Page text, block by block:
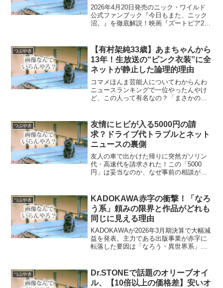
の熱狂と共に振り返るその魅力
2026年4月20日発売のニック・ワイルド
公式ファンブック『今日もまた、ニック
沼。』を徹底解説！映画『ズートピア2』
タビューなど、ファン必見の最新情報を
まとめてお届けします。
つぶやき
【有村架純33歳】あまちゃんから
13年！生放送の“ピンク衣装”に全
ネットが静止した論理的理由
コマメほんま芸能人についてわからんわ
ニュースランキングで一位やったんやけ
ど、この人って有名なの？「まさかのピ
騒然「出てるやん」「ビックリで時止ま
った」「あまちゃん...
つぶやき
友情にヒビが入る5000円の請
求？ドライブ代トラブルとネット
ニュースの裏側
友人の車で出かけた帰りに突然ガソリン
代・高速代を請求された！この「5000
円」は妥当なのか、なぜ事前の相談がな
「釣り記事」を量産する仕組みまで、
SNSで話題のトラブルを分かりやすく解
説します。
つぶやき
KADOKAWA赤字の衝撃！「なろ
う系」頼みの限界と作品がどれも
同じに見える理由
KADOKAWAが2026年3月期決算で大幅減
益を発表。主力である出版事業が赤字に
転落した要因は「なろう・異世界系」へ
の飽き」の正体と、同社が進める最新の
再建策をわかりやすくまとめます。
つぶやき
Dr.STONEで話題のオリーブオイ
ル、【10倍以上の価格差】安いオ